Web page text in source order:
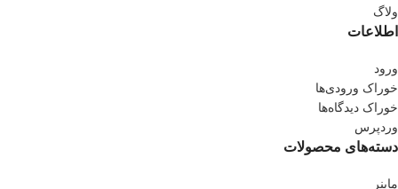
ولاگ
اطلاعات
ورود
خوراک ورودی‌ها
خوراک دیدگاه‌ها
وردپرس
دسته‌های محصولات
ماینر